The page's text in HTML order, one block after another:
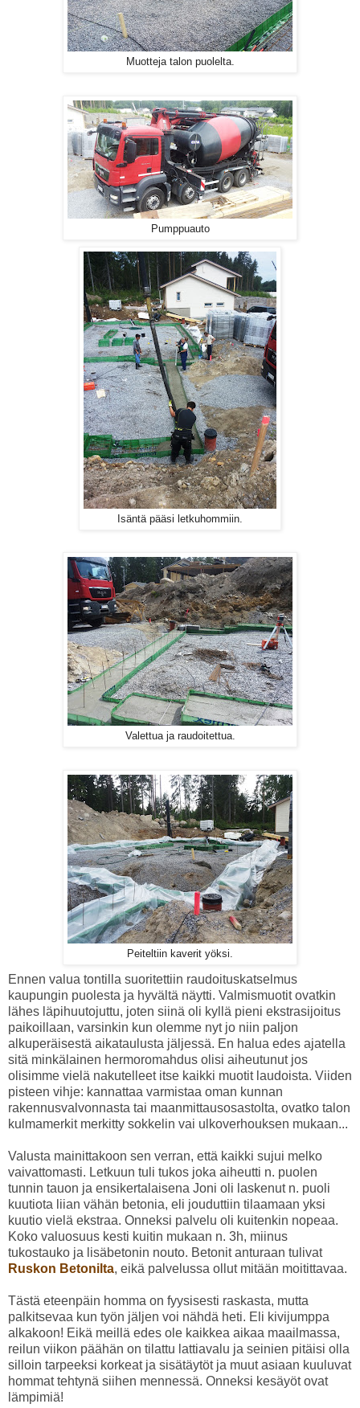
Muotteja talon puolelta.
Pumppuauto
Isäntä pääsi letkuhommiin.
Valettua ja raudoitettua.
Peiteltiin kaverit yöksi.
Ennen valua tontilla suoritettiin raudoituskatselmus
kaupungin puolesta ja hyvältä näytti. Valmismuotit ovatkin
lähes läpihuutojuttu, joten siinä oli kyllä pieni ekstrasijoitus
paikoillaan, varsinkin kun olemme nyt jo niin paljon
alkuperäisestä aikataulusta jäljessä. En halua edes ajatella
sitä minkälainen hermoromahdus olisi aiheutunut jos
olisimme vielä nakutelleet itse kaikki muotit laudoista. Viiden
pisteen vihje: kannattaa varmistaa oman kunnan
rakennusvalvonnasta tai maanmittausosastolta, ovatko talon
kulmamerkit merkitty sokkelin vai ulkoverhouksen mukaan...
Valusta mainittakoon sen verran, että kaikki sujui melko
vaivattomasti. Letkuun tuli tukos joka aiheutti n. puolen
tunnin tauon ja ensikertalaisena Joni oli laskenut n. puoli
kuutiota liian vähän betonia, eli jouduttiin tilaamaan yksi
kuutio vielä ekstraa. Onneksi palvelu oli kuitenkin nopeaa.
Koko valuosuus kesti kuitin mukaan n. 3h, miinus
tukostauko ja lisäbetonin nouto. Betonit anturaan tulivat
Ruskon Betonilta, eikä palvelussa ollut mitään moitittavaa.
Tästä eteenpäin homma on fyysisesti raskasta, mutta
palkitsevaa kun työn jäljen voi nähdä heti. Eli kivijumppa
alkakoon! Eikä meillä edes ole kaikkea aikaa maailmassa,
reilun viikon päähän on tilattu lattiavalu ja seinien pitäisi olla
silloin tarpeeksi korkeat ja sisätäytöt ja muut asiaan kuuluvat
hommat tehtynä siihen mennessä. Onneksi kesäyöt ovat
lämpimiä!